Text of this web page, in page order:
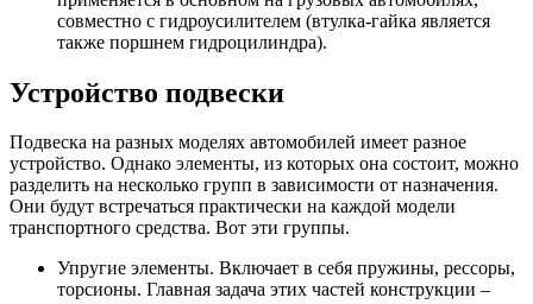
совместно с гидроусилителем (втулка-гайка является
также поршнем гидроцилиндра).
Устройство подвески
Подвеска на разных моделях автомобилей имеет разное
устройство. Однако элементы, из которых она состоит, можно
разделить на несколько групп в зависимости от назначения.
Они будут встречаться практически на каждой модели
транспортного средства. Вот эти группы.
Упругие элементы. Включает в себя пружины, рессоры,
торсионы. Главная задача этих частей конструкции –